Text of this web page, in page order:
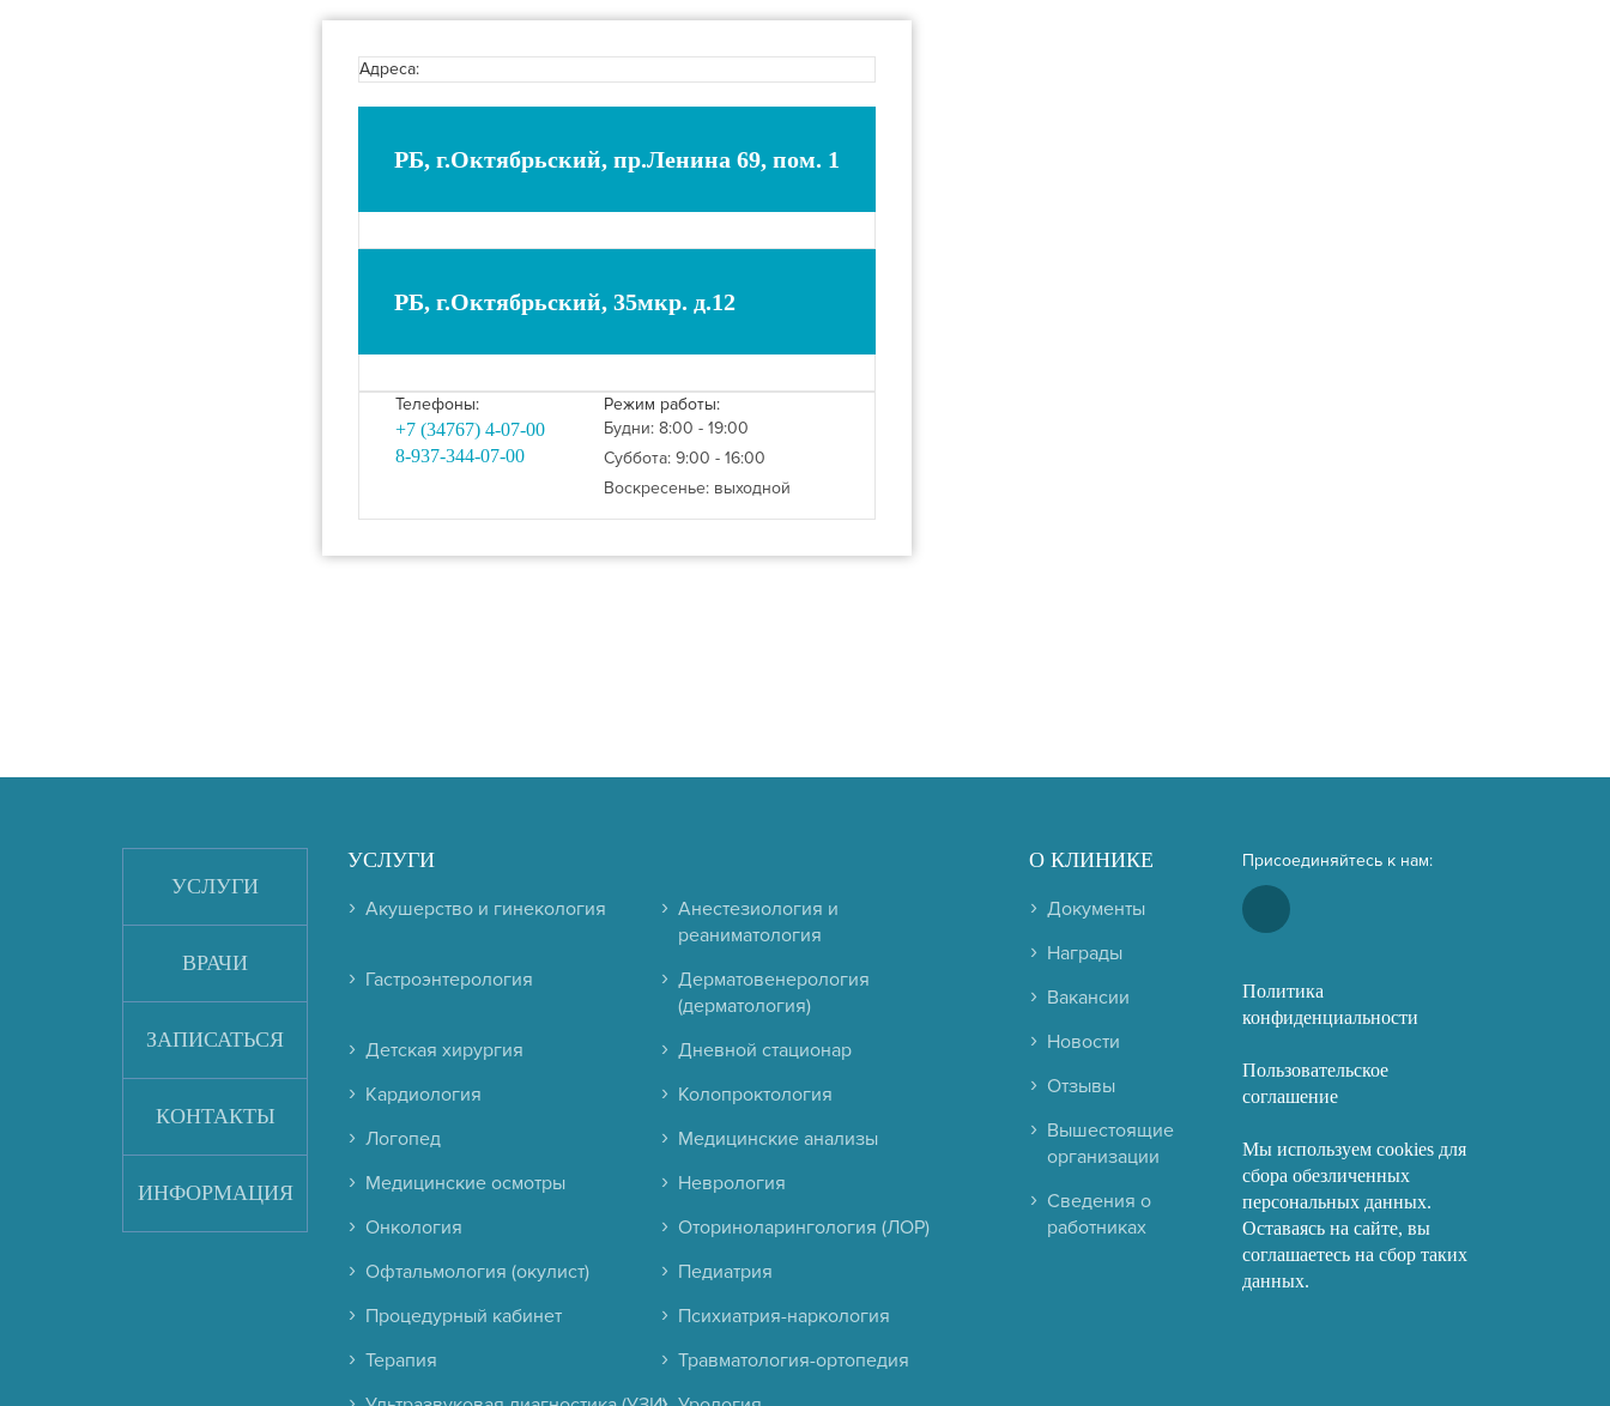
Адреса:
РБ, г.Октябрьский, пр.Ленина 69, пом. 1
РБ, г.Октябрьский, 35мкр. д.12
Телефоны:
+7 (34767) 4-07-00
8-937-344-07-00
Режим работы:
Будни: 8:00 - 19:00
Суббота: 9:00 - 16:00
Воскресенье: выходной
УСЛУГИ
ВРАЧИ
ЗАПИСАТЬСЯ
КОНТАКТЫ
ИНФОРМАЦИЯ
УСЛУГИ
Акушерство и гинекология
Анестезиология и
реаниматология
Гастроэнтерология
Дерматовенерология
(дерматология)
Детская хирургия
Дневной стационар
Кардиология
Колопроктология
Логопед
Медицинские анализы
Медицинские осмотры
Неврология
Онкология
Оториноларингология (ЛОР)
Офтальмология (окулист)
Педиатрия
Процедурный кабинет
Психиатрия-наркология
Терапия
Травматология-ортопедия
О КЛИНИКЕ
Документы
Награды
Вакансии
Новости
Отзывы
Вышестоящие
организации
Сведения о
работниках
Присоединяйтесь к нам:
Политика
конфиденциальности
Пользовательское
соглашение
Мы используем cookies для
сбора обезличенных
персональных данных.
Оставаясь на сайте, вы
соглашаетесь на сбор таких
данных.